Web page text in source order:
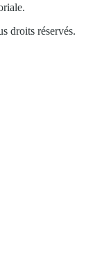
droits réservés.